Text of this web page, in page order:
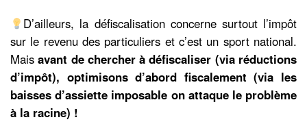
D’ailleurs, la défiscalisation concerne surtout l’impôt
sur le revenu des particuliers et c’est un sport national.
Maisavant de chercher à défiscaliser (via réductions
d’impôt), optimisons d’abord fiscalement (via les
baisses d’assiette imposable on attaque le problème
à la racine) !